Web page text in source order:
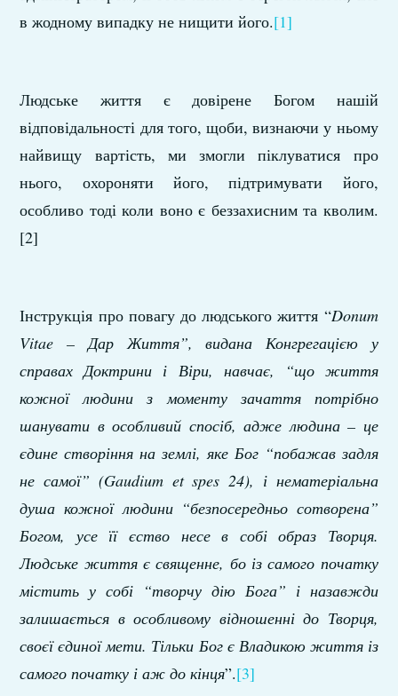
в жодному випадку не нищити його.[1]
Людське життя є довірене Богом нашій
відповідальності для того, щоби, визнаючи у ньому
найвищу вартість, ми змогли піклуватися про
нього, охороняти його, підтримувати його,
особливо тоді коли воно є беззахисним та кволим.
[2]
Інструкція про повагу до людського життя “Donum
Vitae – Дар Життя”, видана Конгрегацією у
справах Доктрини і Віри, навчає, “що життя
кожної людини з моменту зачаття потрібно
шанувати в особливий спосіб, адже людина – це
єдине створіння на землі, яке Бог “побажав задля
не самої” (Gaudium et spes 24), і нематеріальна
душа кожної людини “безпосередньо сотворена”
Богом, усе її єство несе в собі образ Творця.
Людське життя є священне, бо із самого початку
містить у собі “творчу дію Бога” і назавжди
залишається в особливому відношенні до Творця,
своєї єдиної мети. Тільки Бог є Владикою життя із
самого початку і аж до кінця”.[3]